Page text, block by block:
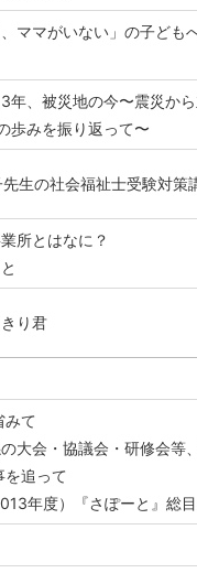
ママがいない」の子ども
年、被災地の今〜震災か
歩みを振り返って〜
生の社会福祉士受験対策
所とはなに？
り君
みて
の大会・協議会・研修会等
を追って
年度）『さぽーと』総